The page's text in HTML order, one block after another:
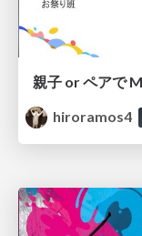
hiroramos4